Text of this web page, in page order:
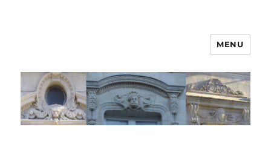
MENU